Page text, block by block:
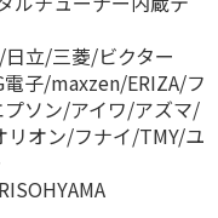
立/三菱/ビクター
電子/maxzen/ERIZA/フ
ソン/アイワ/アズマ/
リオン/フナイ/TMY/ユ